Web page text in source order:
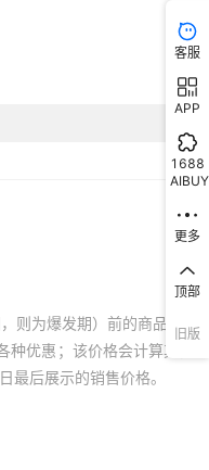
则为爆发期）前的商品销售
种优惠；该价格会计算其他
后展示的销售价格。
客服
APP
1688
AIBUY
更多
顶部
旧版